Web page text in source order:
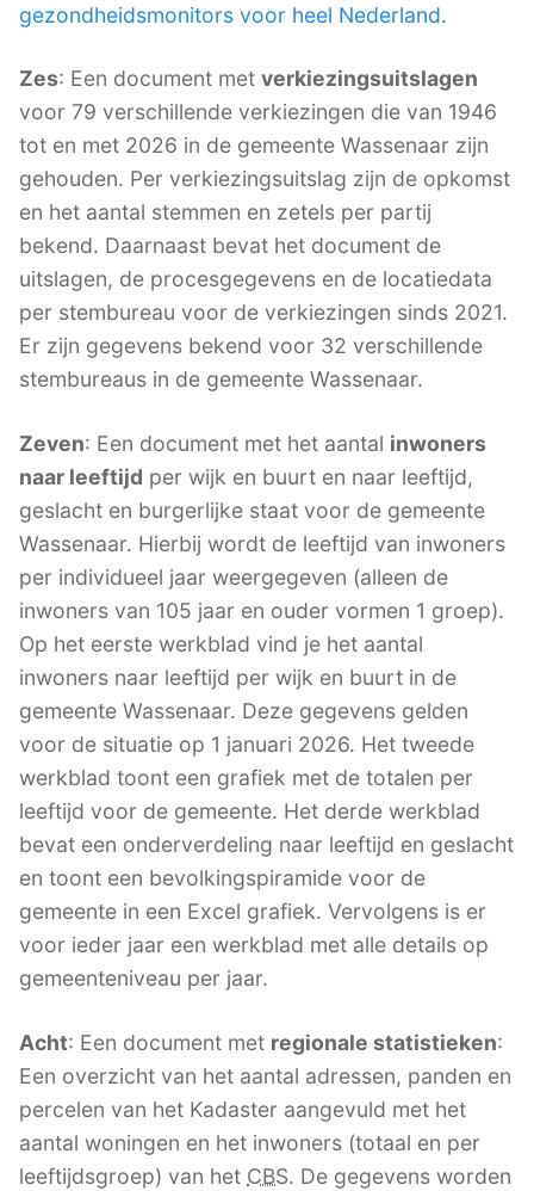
gezondheidsmonitors voor heel Nederland.
Zes: Een document met verkiezingsuitslagen
voor 79 verschillende verkiezingen die van 1946
tot en met 2026 in de gemeente Wassenaar zijn
gehouden. Per verkiezingsuitslag zijn de opkomst
en het aantal stemmen en zetels per partij
bekend. Daarnaast bevat het document de
uitslagen, de procesgegevens en de locatiedata
per stembureau voor de verkiezingen sinds 2021.
Er zijn gegevens bekend voor 32 verschillende
stembureaus in de gemeente Wassenaar.
Zeven: Een document met het aantal inwoners
naar leeftijd per wijk en buurt en naar leeftijd,
geslacht en burgerlijke staat voor de gemeente
Wassenaar. Hierbij wordt de leeftijd van inwoners
per individueel jaar weergegeven (alleen de
inwoners van 105 jaar en ouder vormen 1 groep).
Op het eerste werkblad vind je het aantal
inwoners naar leeftijd per wijk en buurt in de
gemeente Wassenaar. Deze gegevens gelden
voor de situatie op 1 januari 2026. Het tweede
werkblad toont een grafiek met de totalen per
leeftijd voor de gemeente. Het derde werkblad
bevat een onderverdeling naar leeftijd en geslacht
en toont een bevolkingspiramide voor de
gemeente in een Excel grafiek. Vervolgens is er
voor ieder jaar een werkblad met alle details op
gemeenteniveau per jaar.
Acht: Een document met regionale statistieken:
Een overzicht van het aantal adressen, panden en
percelen van het Kadaster aangevuld met het
aantal woningen en het inwoners (totaal en per
leeftijdsgroep) van het CBS. De gegevens worden